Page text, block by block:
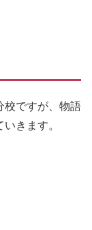
校ですが、物語
きます。